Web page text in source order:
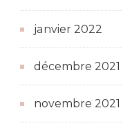
janvier 2022
décembre 2021
novembre 2021